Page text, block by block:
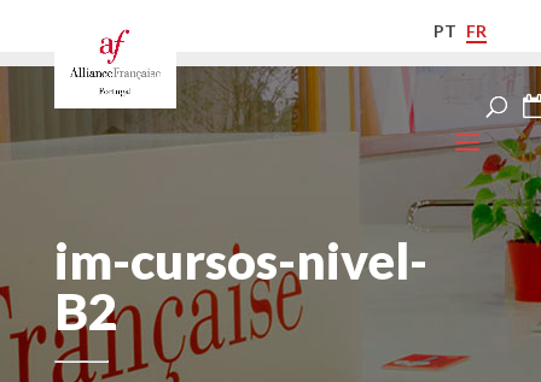
PT FR
im-cursos-nivel-
B2